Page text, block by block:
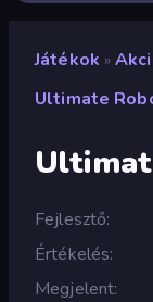
Játékok »
Ultimate
Fejlesztő
Értékelés
Megjelent